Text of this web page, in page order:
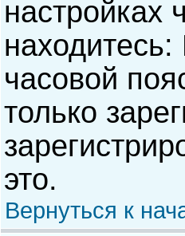
настройках
часовой
только
это.
Вернуться к